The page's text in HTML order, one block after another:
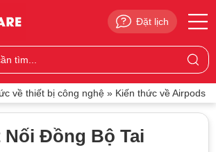
Đặt lịch
về thiết bị công nghệ» Kiến thức về Airpods
Nối Đồng Bộ Tai